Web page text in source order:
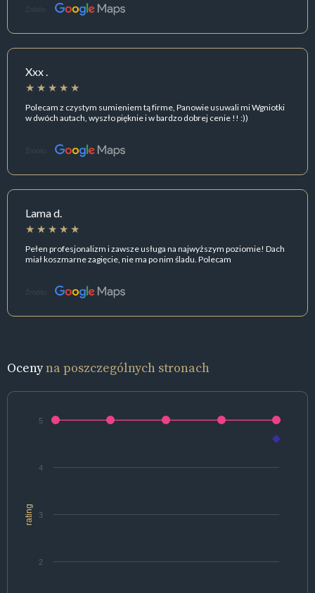
Źródło:
Xxx .
Polecam z czystym sumieniem tą firme, Panowie usuwali mi Wgniotki
w dwóch autach, wyszło pięknie i w bardzo dobrej cenie !! :))
Źródło:
Lama d.
Pełen profesjonalizm i zawsze usługa na najwyższym poziomie! Dach
miał koszmarne zagięcie, nie ma po nim śladu. Polecam
Źródło:
Ocenyna poszczególnych stronach
rating
2
3
4
5